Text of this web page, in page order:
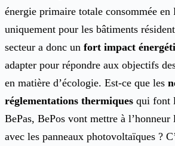
énergie primaire totale consommée en
uniquement pour les bâtiments
secteur a donc un fort impact
adapter pour répondre aux objectifs
en matière d’écologie. Est-ce que les
réglementations thermiques qui font
BePas, BePos vont mettre à l’honneur
avec les panneaux photovoltaïques ?